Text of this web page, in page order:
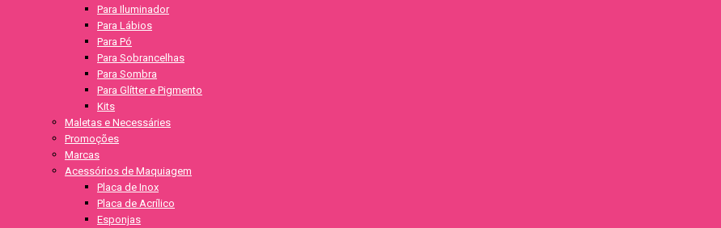
Para Iluminador
Para Lábios
Para Pó
Para Sobrancelhas
Para Sombra
Para Glítter e Pigmento
Kits
Maletas e Necessáries
Promoções
Marcas
Acessórios de Maquiagem
Placa de Inox
Placa de Acrílico
Esponjas